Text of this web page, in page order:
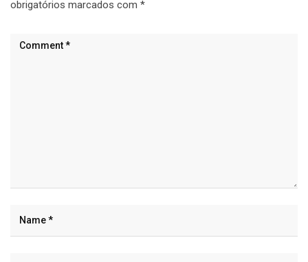
obrigatórios marcados com *